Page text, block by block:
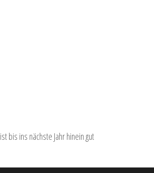
bis ins nächste Jahr hinein gut